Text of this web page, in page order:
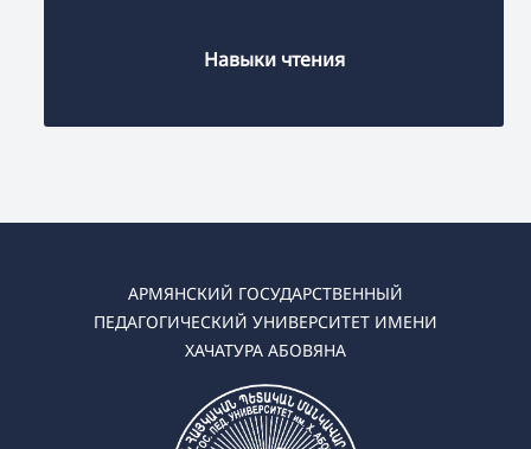
Навыки чтения
АРМЯНСКИЙ ГОСУДАРСТВЕННЫЙ
ПЕДАГОГИЧЕСКИЙ УНИВЕРСИТЕТ ИМЕНИ
ХАЧАТУРА АБОВЯНА